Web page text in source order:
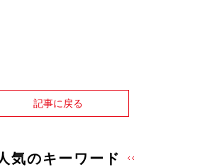
記事に戻る
気のキーワード